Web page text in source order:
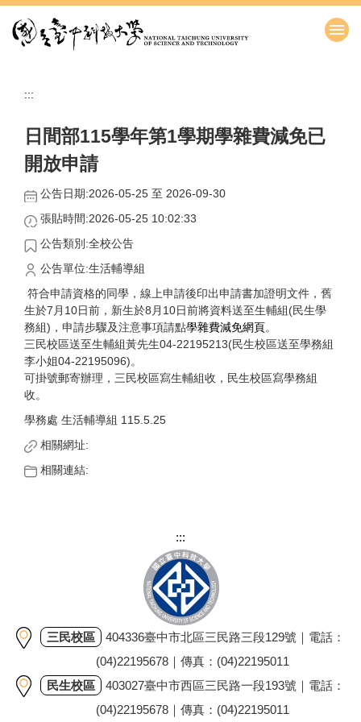
到
:::
日間部115學年第1學期學雜費減免已
開放申請
公告日期:2026-05-25 至 2026-09-30
張貼時間:2026-05-25 10:02:33
公告類別:全校公告
公告單位:生活輔導組
符合申請資格的同學，線上申請後印出申請書加證明文件，舊
生於7月10日前，新生於8月10日前將資料送至生輔組(民生學
務組)，申請步驟及注意事項請點學雜費減免網頁。
三民校區送至生輔組黃先生04-22195213(民生校區送至學務組
李小姐04-22195096)。
可掛號郵寄辦理，三民校區寫生輔組收，民生校區寫學務組
收。
學務處 生活輔導組 115.5.25
相關網址:
相關連結:
:::
三民校區
404336臺中市北區三民路三段129號｜電話：
(04)22195678｜傳真：(04)22195011
民生校區
403027臺中市西區三民路一段193號｜電話：
(04)22195678｜傳真：(04)22195011